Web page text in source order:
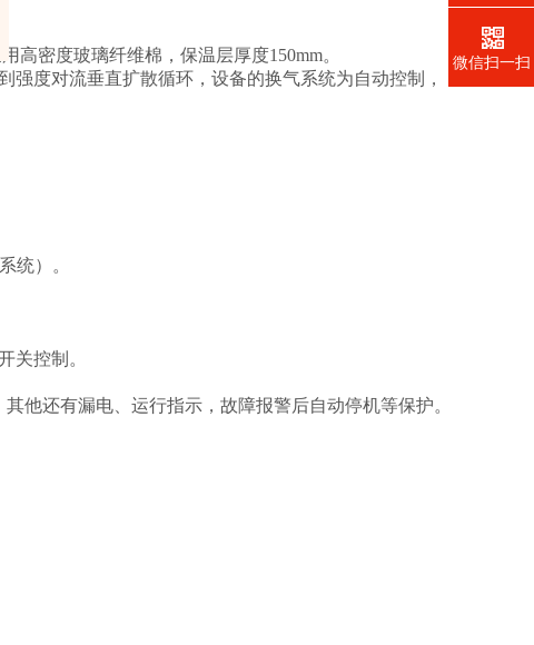
高密度玻璃纤维棉，保温层厚度150mm。
度对流垂直扩散循环，设备的换气系统为自动控制，
统）。
关控制。
他还有漏电、运行指示，故障报警后自动停机等保护。
微信扫一扫